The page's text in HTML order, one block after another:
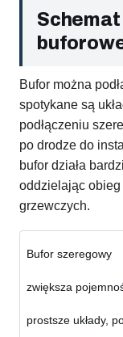
Schemat
Bufor można
spotykane są
podłączeniu
po drodze do
bufor działa
oddzielając obieg
grzewczych.
Bufor szeregowy
zwiększa
prostsze układy,